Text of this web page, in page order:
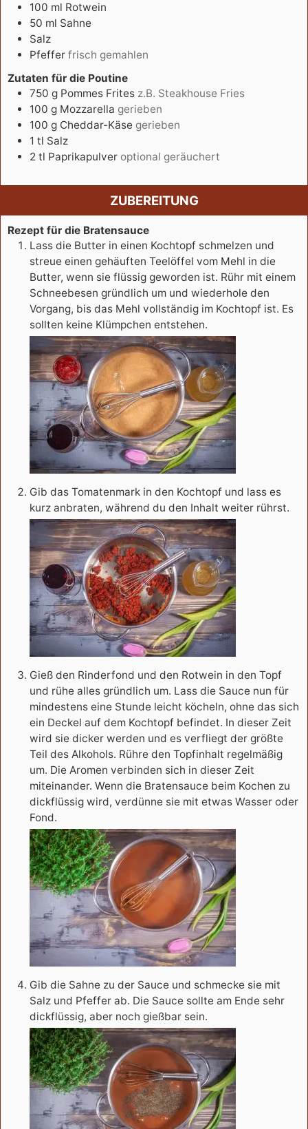
100 ml Rotwein
50 ml Sahne
Salz
Pfeffer frisch gemahlen
Zutaten für die Poutine
750 g Pommes Frites z.B. Steakhouse Fries
100 g Mozzarella gerieben
100 g Cheddar-Käse gerieben
1 tl Salz
2 tl Paprikapulver optional geräuchert
ZUBEREITUNG
Rezept für die Bratensauce
Lass die Butter in einen Kochtopf schmelzen und
streue einen gehäuften Teelöffel vom Mehl in die
Butter, wenn sie flüssig geworden ist. Rühr mit einem
Schneebesen gründlich um und wiederhole den
Vorgang, bis das Mehl vollständig im Kochtopf ist. Es
sollten keine Klümpchen entstehen.
Gib das Tomatenmark in den Kochtopf und lass es
kurz anbraten, während du den Inhalt weiter rührst.
Gieß den Rinderfond und den Rotwein in den Topf
und rühe alles gründlich um. Lass die Sauce nun für
mindestens eine Stunde leicht köcheln, ohne das sich
ein Deckel auf dem Kochtopf befindet. In dieser Zeit
wird sie dicker werden und es verfliegt der größte
Teil des Alkohols. Rühre den Topfinhalt regelmäßig
um. Die Aromen verbinden sich in dieser Zeit
miteinander. Wenn die Bratensauce beim Kochen zu
dickflüssig wird, verdünne sie mit etwas Wasser oder
Fond.
Gib die Sahne zu der Sauce und schmecke sie mit
Salz und Pfeffer ab. Die Sauce sollte am Ende sehr
dickflüssig, aber noch gießbar sein.